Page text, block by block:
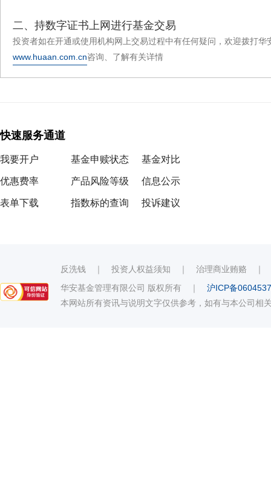
二、持数字证书上网进行基金交易
投资者如在开通或使用机构网上交易过程中有任何疑问，欢迎拨打
www.huaan.com.cn咨询、了解有关详情
快速服务通道
我要开户
优惠费率
表单下载
基金申赎状态
产品风险等级
指数标的查询
基金对比
信息公示
投诉建议
反洗钱 ｜ 投资人权益须知 ｜ 治理商业贿赂
华安基金管理有限公司 版权所有 ｜ 沪ICP备
本网站所有资讯与说明文字仅供参考，如有与本公司相